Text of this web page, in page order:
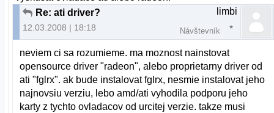
Re: ati driver?
12.03.2008 | 18:18
limbi
Návštevník
neviem ci sa rozumieme. ma moznost nainstovat
opensource driver "radeon", alebo proprietarny driver od
ati "fglrx". ak bude instalovat fglrx, nesmie instalovat jeho
najnovsiu verziu, lebo amd/ati vyhodila podporu jeho
karty z tychto ovladacov od urcitej verzie. takze musi